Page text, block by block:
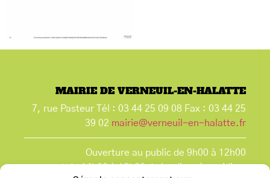
MAIRIE DE VERNEUIL-EN-HALATTE
7, rue Pasteur Tél : 03 44 25 09 08 Fax : 03 44 25
39 02 mairie@verneuil-en-halatte.fr
Ouverture au public de 9h00 à 12h00
et de 14h00 à 18h00 du lundi après-midi au